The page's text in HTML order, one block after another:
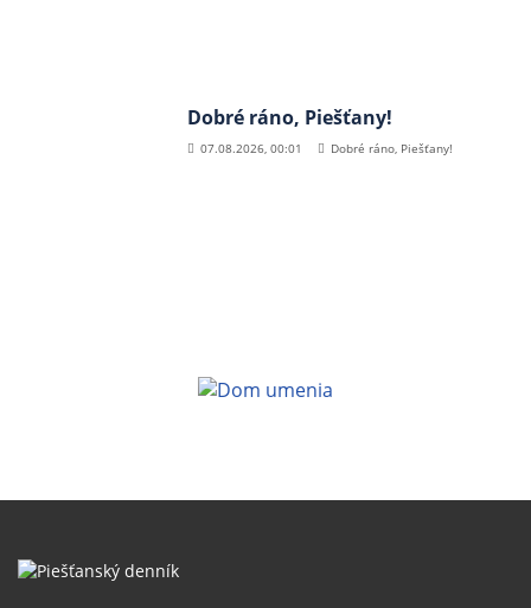
Dobré ráno, Piešťany!
07.08.2026, 00:01 Dobré ráno, Piešťany!